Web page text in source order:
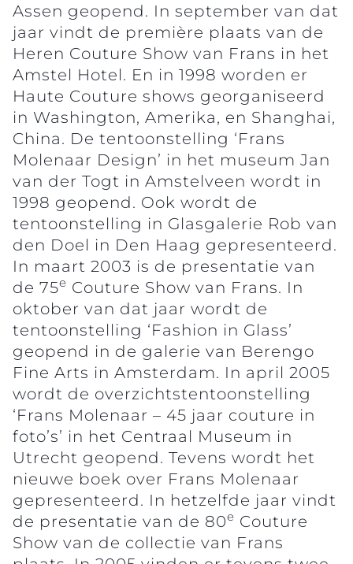
Assen geopend. In september van dat
jaar vindt de première plaats van de
Heren Couture Show van Frans in het
Amstel Hotel. En in 1998 worden er
Haute Couture shows georganiseerd
in Washington, Amerika, en Shanghai,
China. De tentoonstelling ‘Frans
Molenaar Design’ in het museum Jan
van der Togt in Amstelveen wordt in
1998 geopend. Ook wordt de
tentoonstelling in Glasgalerie Rob van
den Doel in Den Haag gepresenteerd.
In maart 2003 is de presentatie van
de 75e Couture Show van Frans. In
oktober van dat jaar wordt de
tentoonstelling ‘Fashion in Glass’
geopend in de galerie van Berengo
Fine Arts in Amsterdam. In april 2005
wordt de overzichtstentoonstelling
‘Frans Molenaar – 45 jaar couture in
foto’s’ in het Centraal Museum in
Utrecht geopend. Tevens wordt het
nieuwe boek over Frans Molenaar
gepresenteerd. In hetzelfde jaar vindt
de presentatie van de 80e Couture
Show van de collectie van Frans